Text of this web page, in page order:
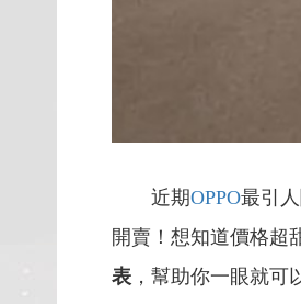
近期OPPO最引
開賣！想知道價格超
表 ，幫助你一眼就可